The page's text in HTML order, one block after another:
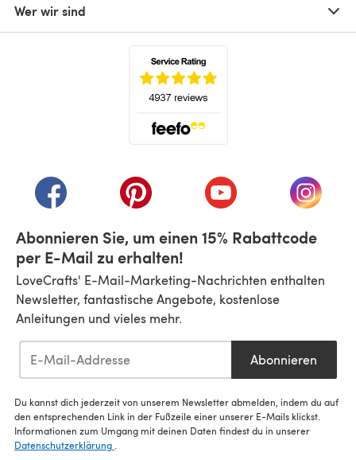
Wer wir sind
(öffnet sich in einem neuen Tab)
(öffnet sich in einem neuen Tab)
(öffnet sich in einem
(öffnet
Abonnieren Sie, um einen 15% Rabattcode
per E-Mail zu erhalten!
LoveCrafts' E-Mail-Marketing-Nachrichten enthalten
Newsletter, fantastische Angebote, kostenlose
Anleitungen und vieles mehr.
Abonnieren
Du kannst dich jederzeit von unserem Newsletter abmelden, indem du auf
den entsprechenden Link in der Fußzeile einer unserer E-Mails klickst.
Informationen zum Umgang mit deinen Daten findest du in unserer
Datenschutzerklärung